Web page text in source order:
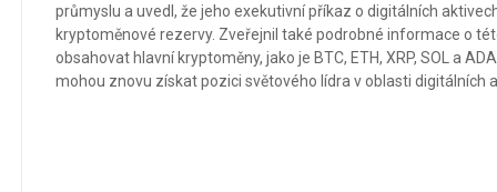
průmyslu a uvedl, že jeho exekutivní příkaz o digitálních
kryptoměnové rezervy. Zveřejnil také podrobné informace o
obsahovat hlavní kryptoměny, jako je BTC, ETH, XRP, SOL a
mohou znovu získat pozici světového lídra v oblasti digitálních